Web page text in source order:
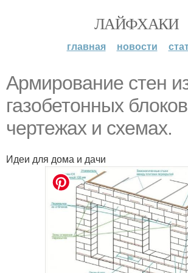
ЛАЙФХАКИ
главная новости
Армирование стен
газобетонных
чертежах и схемах.
Идеи для дома и дачи